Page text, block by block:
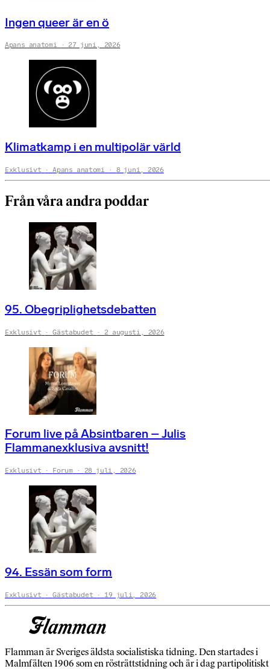
Ingen queer är en ö
Apans anatomi 27 juni, 2026
Klimatkamp i en multipolär värld
Exklusivt Apans anatomi 8 juni, 2026
Från våra andra poddar
95. Obegriplighetsdebatten
Exklusivt Gästabudet 2 augusti, 2026
Forum live på Absintbaren – Julis
Flammanexklusiva avsnitt!
Exklusivt Forum 28 juli, 2026
94. Essän som form
Exklusivt Gästabudet 19 juli, 2026
Flamman är Sveriges äldsta socialistiska tidning. Den startades i
Malmfälten 1906 som en rösträttstidning och är i dag partipolitiskt